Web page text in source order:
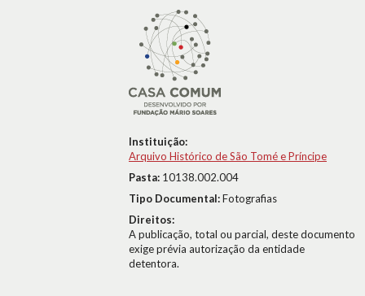
Instituição:
Arquivo Histórico de São Tomé e Príncipe
Pasta: 10138.002.004
Tipo Documental:Fotografias
Direitos:
A publicação, total ou parcial, deste documento
exige prévia autorização da entidade
detentora.